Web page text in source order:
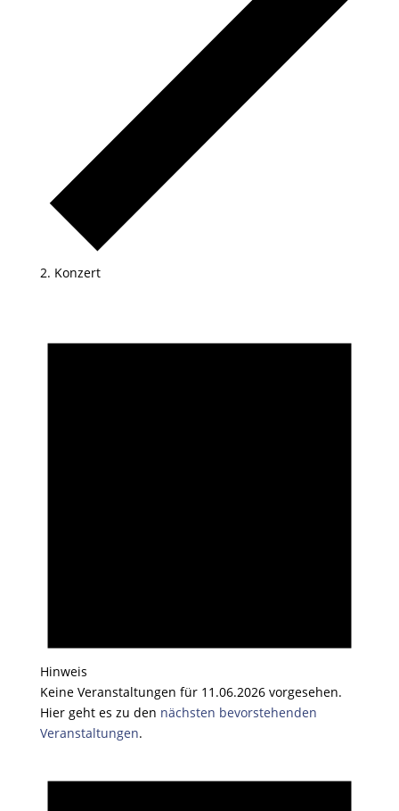
Konzert
für
Hinweis
Keine Veranstaltungen für 11.06.2026 vorgesehen.
Hier geht es zu den nächsten bevorstehenden
Veranstaltungen.